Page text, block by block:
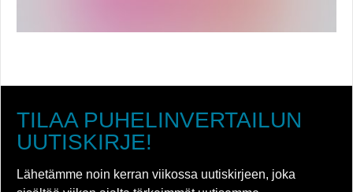
TILAA PUHELINVERTAILUN
UUTISKIRJE!
Lähetämme noin kerran viikossa uutiskirjeen, joka